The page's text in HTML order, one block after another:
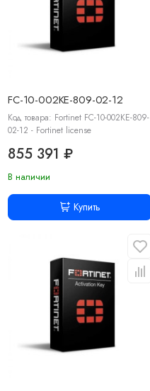
FC-10-002KE-809-02-12
Код товара: Fortinet FC-10-002KE-809-
02-12 - Fortinet license
855 391 ₽
В наличии
Купить